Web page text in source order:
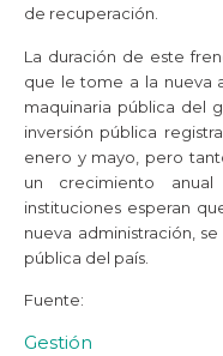
de recuperación.
La duración de este
que le tome a la nueva
maquinaria pública del
inversión pública
enero y mayo, pero
un crecimiento
instituciones esperan
nueva administración,
pública del país.
Fuente:
Gestión